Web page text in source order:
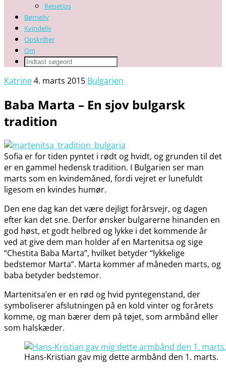
Rejsetips
Børneliv
Kvindeliv
Opskrifter
Om
Katrine4. marts 2015 Bulgarien
Baba Marta – En sjov bulgarsk
tradition
Sofia er for tiden pyntet i rødt og hvidt, og grunden til det
er en gammel hedensk tradition. I Bulgarien ser man
marts som en kvindemåned, fordi vejret er lunefuldt
ligesom en kvindes humør.
Den ene dag kan det være dejligt forårsvejr, og dagen
efter kan det sne. Derfor ønsker bulgarerne hinanden en
god høst, et godt helbred og lykke i det kommende år
ved at give dem man holder af en Martenitsa og sige
“Chestita Baba Marta”, hvilket betyder “lykkelige
bedstemor Marta”. Marta kommer af måneden marts, og
baba betyder bedstemor.
Martenitsa’en er en rød og hvid pyntegenstand, der
symboliserer afslutningen på en kold vinter og forårets
komme, og man bærer dem på tøjet, som armbånd eller
som halskæder.
Hans-Kristian gav mig dette armbånd den 1. marts.